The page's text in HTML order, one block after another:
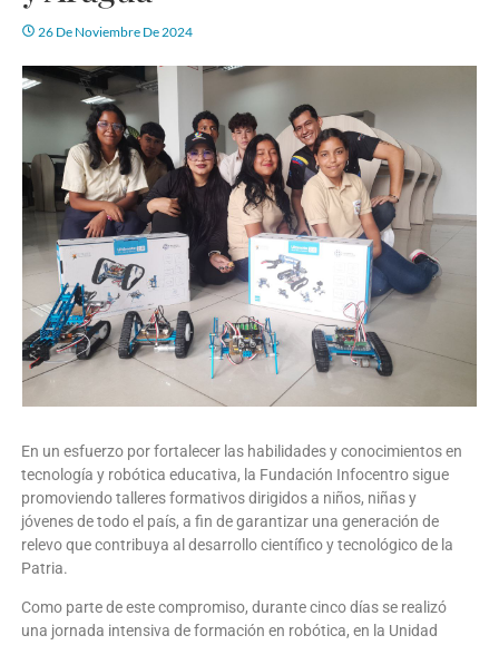
26 De Noviembre De 2024
En un esfuerzo por fortalecer las habilidades y conocimientos en
tecnología y robótica educativa, la Fundación Infocentro sigue
promoviendo talleres formativos dirigidos a niños, niñas y
jóvenes de todo el país, a fin de garantizar una generación de
relevo que contribuya al desarrollo científico y tecnológico de la
Patria.
Como parte de este compromiso, durante cinco días se realizó
una jornada intensiva de formación en robótica, en la Unidad